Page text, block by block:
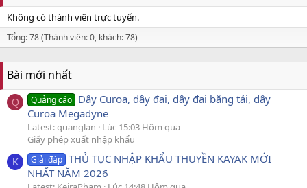
Không có thành viên trực tuyến.
Tổng: 78 (Thành viên: 0, khách: 78)
Bài mới nhất
Q Quảng cáo Dây Curoa, dây đai, dây đai băng tải, dây
Curoa Megadyne
Latest: quanglan
Lúc 15:03 Hôm qua
Giấy phép xuất nhập khẩu
K Giải đáp THỦ TỤC NHẬP KHẨU THUYỀN KAYAK MỚI
NHẤT NĂM 2026